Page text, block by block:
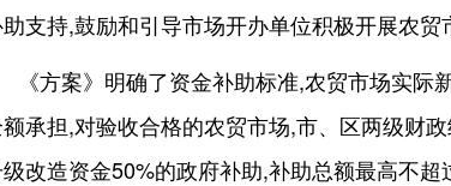
支持,鼓励和引导市场开办单位积极开展农贸
《方案》明确了资金补助标准,农贸市场实
承担,对验收合格的农贸市场,市、区两级财
改造资金50%的政府补助,补助总额最高不